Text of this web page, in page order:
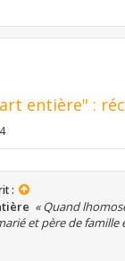
entière" :
:
« Quand
et père de famille